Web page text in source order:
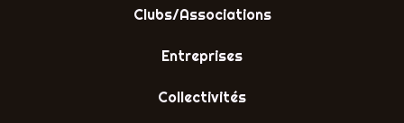
Clubs/Associations
Entreprises
Collectivités